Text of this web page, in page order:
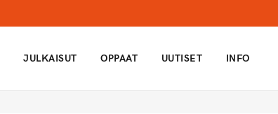
JULKAISUT OPPAAT UUTISET INFO